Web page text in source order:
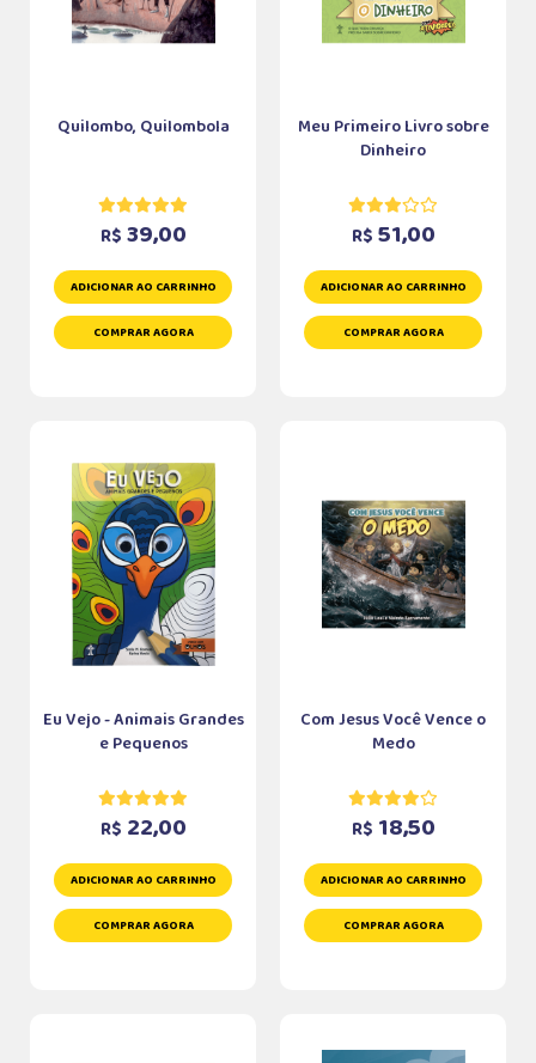
Quilombo, Quilombola
R$ 39,00
ADICIONAR AO CARRINHO
COMPRAR AGORA
Meu Primeiro Livro sobre
Dinheiro
R$ 51,00
ADICIONAR AO CARRINHO
COMPRAR AGORA
Eu Vejo - Animais Grandes
e Pequenos
R$ 22,00
ADICIONAR AO CARRINHO
COMPRAR AGORA
Com Jesus Você Vence o
Medo
R$ 18,50
ADICIONAR AO CARRINHO
COMPRAR AGORA